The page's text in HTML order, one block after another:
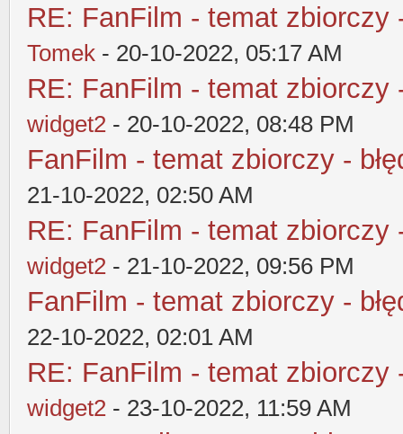
RE: FanFilm - temat zbiorczy
Tomek - 20-10-2022, 05:17 AM
RE: FanFilm - temat zbiorczy
widget2 - 20-10-2022, 08:48 PM
FanFilm - temat zbiorczy -
21-10-2022, 02:50 AM
RE: FanFilm - temat zbiorczy
widget2 - 21-10-2022, 09:56 PM
FanFilm - temat zbiorczy -
22-10-2022, 02:01 AM
RE: FanFilm - temat zbiorczy
widget2 - 23-10-2022, 11:59 AM